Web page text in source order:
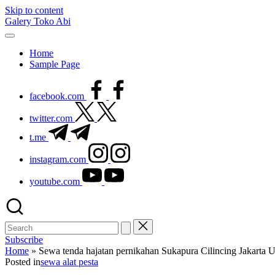
Skip to content
Galery Toko Abi
Home
Sample Page
facebook.com
twitter.com
t.me
instagram.com
youtube.com
Subscribe
Home » Sewa tenda hajatan pernikahan Sukapura Cilincing Jakarta
Posted insewa alat pesta